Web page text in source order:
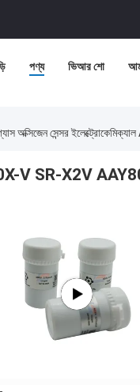
পণ্য ভিআর শো
সেন্সর ইলেক্ট্রোকেমিক্যাল
V SR-X2V AAY80-